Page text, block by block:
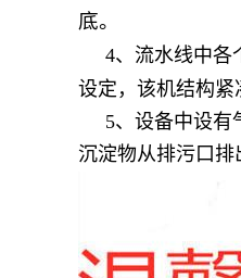
底。
4、流水线中各
设定，该机结构紧
5、设备中设有
沉淀物从排污口排